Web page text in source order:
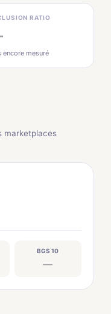
RATIO
encore mesuré
marketplaces
BGS 10
—